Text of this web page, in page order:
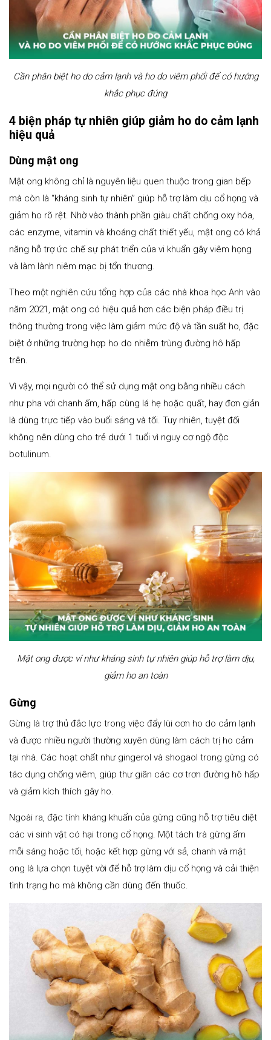
Cần phân biệt ho do cảm lạnh và ho do viêm phổi để có hướng
khắc phục đúng
4 biện pháp tự nhiên giúp giảm ho do cảm lạnh
hiệu quả
Dùng mật ong
Mật ong không chỉ là nguyên liệu quen thuộc trong gian bếp
mà còn là “kháng sinh tự nhiên” giúp hỗ trợ làm dịu cổ họng và
giảm ho rõ rệt. Nhờ vào thành phần giàu chất chống oxy hóa,
các enzyme, vitamin và khoáng chất thiết yếu, mật ong có khả
năng hỗ trợ ức chế sự phát triển của vi khuẩn gây viêm họng
và làm lành niêm mạc bị tổn thương.
Theo một nghiên cứu tổng hợp của các nhà khoa học Anh vào
năm 2021, mật ong có hiệu quả hơn các biện pháp điều trị
thông thường trong việc làm giảm mức độ và tần suất ho, đặc
biệt ở những trường hợp ho do nhiễm trùng đường hô hấp
trên.
Vì vậy, mọi người có thể sử dụng mật ong bằng nhiều cách
như pha với chanh ấm, hấp cùng lá hẹ hoặc quất, hay đơn giản
là dùng trực tiếp vào buổi sáng và tối. Tuy nhiên, tuyệt đối
không nên dùng cho trẻ dưới 1 tuổi vì nguy cơ ngộ độc
botulinum.
Mật ong được ví như kháng sinh tự nhiên giúp hỗ trợ làm dịu,
giảm ho an toàn
Gừng
Gừng là trợ thủ đắc lực trong việc đẩy lùi cơn ho do cảm lạnh
và được nhiều người thường xuyên dùng làm cách trị ho cảm
tại nhà. Các hoạt chất như gingerol và shogaol trong gừng có
tác dụng chống viêm, giúp thư giãn các cơ trơn đường hô hấp
và giảm kích thích gây ho.
Ngoài ra, đặc tính kháng khuẩn của gừng cũng hỗ trợ tiêu diệt
các vi sinh vật có hại trong cổ họng. Một tách trà gừng ấm
mỗi sáng hoặc tối, hoặc kết hợp gừng với sả, chanh và mật
ong là lựa chọn tuyệt vời để hỗ trợ làm dịu cổ họng và cải thiện
tình trạng ho mà không cần dùng đến thuốc.